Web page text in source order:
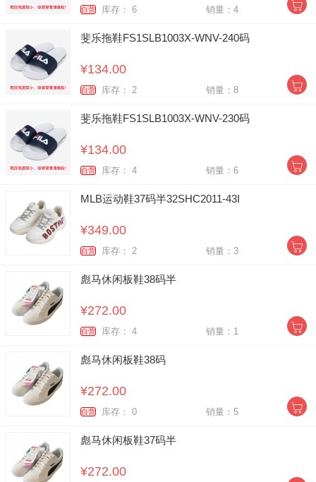
自营 库存： 6 销量：4
斐乐拖鞋FS1SLB1003X-WNV-240码
¥134.00
自营 库存： 2 销量：8
斐乐拖鞋FS1SLB1003X-WNV-230码
¥134.00
自营 库存： 4 销量：6
MLB运动鞋37码半32SHC2011-43I
¥349.00
自营 库存： 2 销量：3
彪马休闲板鞋38码半
¥272.00
自营 库存： 4 销量：1
彪马休闲板鞋38码
¥272.00
自营 库存： 0 销量：5
彪马休闲板鞋37码半
¥272.00